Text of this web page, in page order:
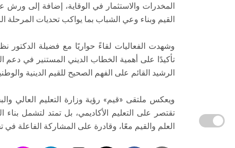
المخدرات والاستثمار في الوقاية، إضافة إلى ورش
القيم وبناء وعي الشباب بما يواكب تحديات المرحلة
وشهدت الفعاليات لقاءً حواريًا مع فضيلة الدكتور
تأكيدًا على أهمية الخطاب الديني المستنير في دعم
الرشيد القائم على الفهم الصحيح للقيم الدينية
ويعكس ملتقى «قيم» رؤية وزارة التعليم العالي
تقتصر على التعليم الأكاديمي، بل تمتد لتشمل
العلم والقيم معًا، وقادرة على المشاركة الفاعلة في